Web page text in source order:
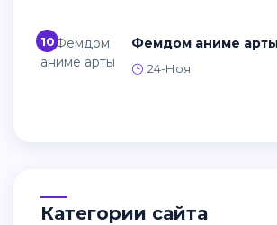
10 Фемдом аниме арты
24-Ноя
Категории сайта